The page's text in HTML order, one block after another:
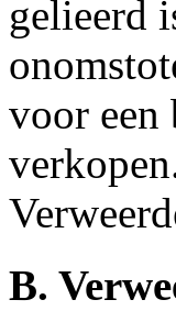
gelieerd
voor een
B.